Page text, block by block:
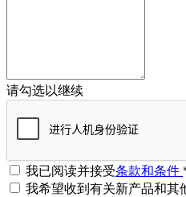
请勾选以继续
我已阅读并接受条款和条件
我希望收到有关新产品和其